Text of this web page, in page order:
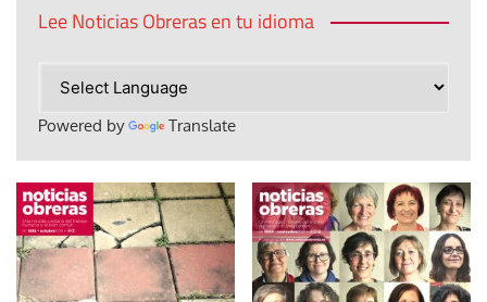
Lee Noticias Obreras en tu idioma
Powered by Translate